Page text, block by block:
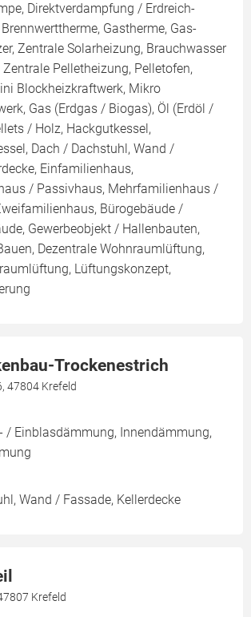
Direktverdampfung / Erdreich-
Gastherme, Gas-
Zentrale Solarheizung, Brauchwasser
Pelletheizung, Pelletofen,
Blockheizkraftwerk, Mikro
Gas (Erdgas / Biogas), Öl (Erdöl /
/ Holz, Hackgutkessel,
Dach / Dachstuhl, Wand /
Einfamilienhaus,
/ Passivhaus, Mehrfamilienhaus /
Bürogebäude /
Gewerbeobjekt / Hallenbauten,
Dezentrale Wohnraumlüftung,
Lüftungskonzept,
Trockenestrich
47804 Krefeld
/ Einblasdämmung, Innendämmung,
Wand / Fassade, Kellerdecke
Krefeld